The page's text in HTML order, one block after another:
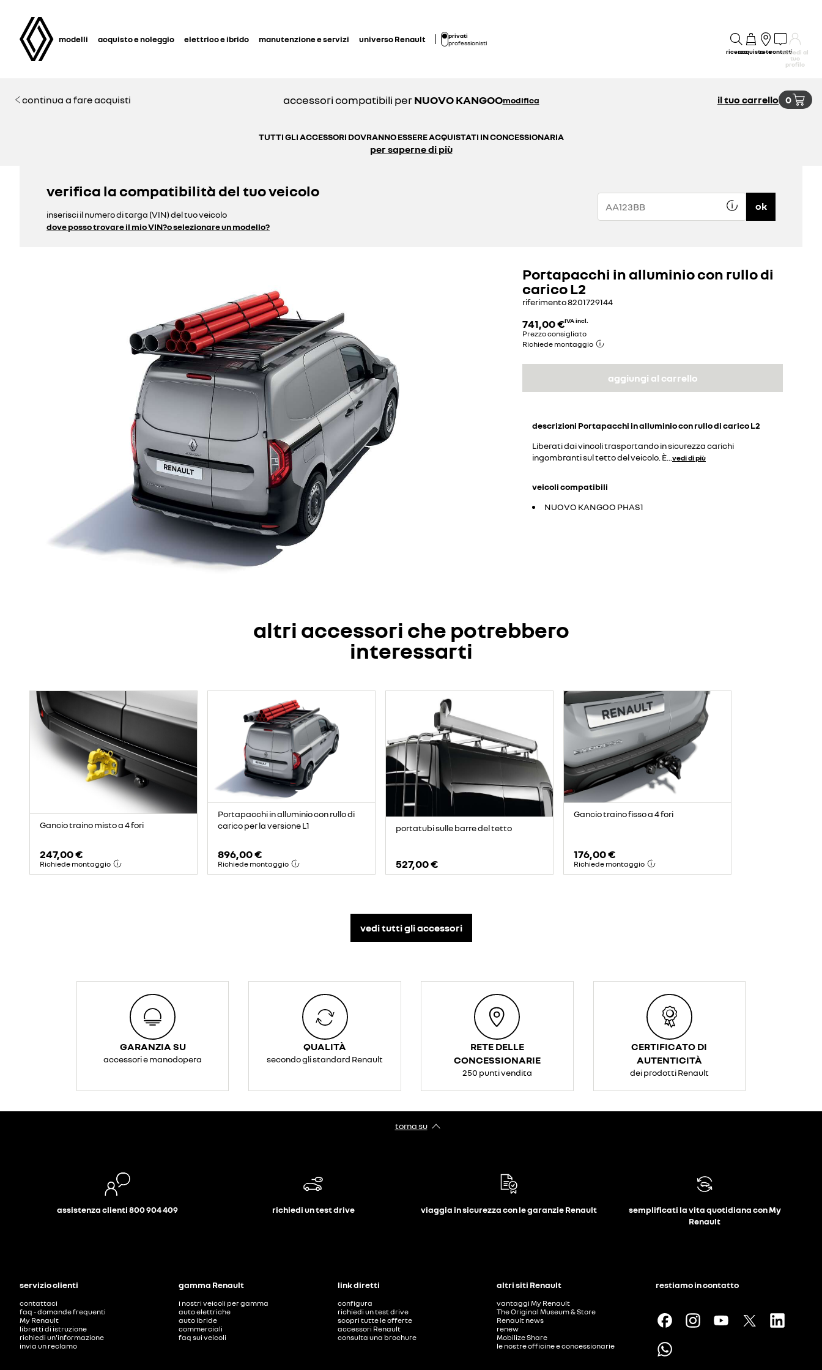
modelli acquisto e noleggio elettrico e ibrido manutenzione e servizi universo Renault
privati
professionisti
ricercaacquistoretecontattiaccedi al
tuo
profilo
continua a fare acquisti accessori compatibili per NUOVO KANGOOmodifica il tuo carrello 0
TUTTI GLI ACCESSORI DOVRANNO ESSERE ACQUISTATI IN CONCESSIONARIA
per saperne di più
verifica la compatibilità del tuo veicolo
inserisci il numero di targa (VIN) del tuo veicolo
dove posso trovare il mio VIN?o selezionare un modello?
ok
Portapacchi in alluminio con rullo di
carico L2
riferimento8201729144
741,00 €IVA incl.
Prezzo consigliato
Richiede montaggio
aggiungi al carrello
descrizioni Portapacchi in alluminio con rullo di carico L2
Liberati dai vincoli trasportando in sicurezza carichi
ingombranti sul tetto del veicolo. È vedi di più
veicoli compatibili
NUOVO KANGOO PHAS1
altri accessori che potrebbero
interessarti
Gancio traino misto a 4 fori
247,00 €
Richiede montaggio
Portapacchi in alluminio con rullo di
carico per la versione L1
896,00 €
Richiede montaggio
portatubi sulle barre del tetto
527,00 €
Gancio traino fisso a 4 fori
176,00 €
Richiede montaggio
vedi tutti gli accessori​
GARANZIA SU
accessori e manodopera
QUALITÀ
secondo gli standard Renault
RETE DELLE
CONCESSIONARIE
250 punti vendita
CERTIFICATO DI
AUTENTICITÀ
dei prodotti Renault
torna su
assistenza clienti 800 904 409 richiedi un test drive viaggia in sicurezza con le garanzie Renault
semplificati la vita quotidiana con My
Renault
servizio clienti
contattaci
faq - domande frequenti
My Renault
libretti di istruzione
richiedi un'informazione
invia un reclamo
gamma Renault
i nostri veicoli per gamma
auto elettriche
auto ibride
commerciali
faq sui veicoli
link diretti
configura
richiedi un test drive
scopri tutte le offerte
accessori Renault
consulta una brochure
altri siti Renault
vantaggi My Renault
The Original Museum & Store
Renault news
renew
Mobilize Share
le nostre officine e concessionarie
restiamo in contatto